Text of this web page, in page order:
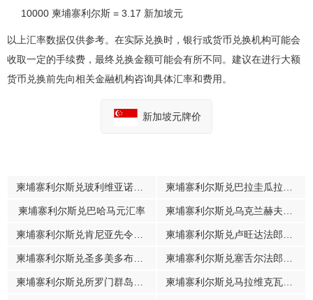
10000 柬埔寨利尔斯 = 3.17 新加坡元
以上汇率数据仅供参考。在实际兑换时，银行或货币兑换机构可能会
收取一定的手续费，最终兑换金额可能会有所不同。建议在进行大额
货币兑换前先向相关金融机构咨询具体汇率和费用。
新加坡元牌价
柬埔寨利尔斯兑巴哈马元汇率